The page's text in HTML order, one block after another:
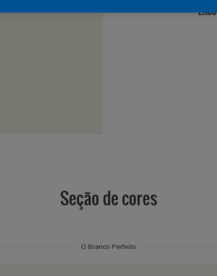
Seção de cores
O Branco Perfeito